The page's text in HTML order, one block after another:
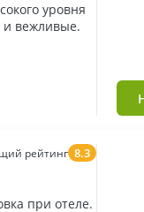
уровня
и вежливые.
рейтинг 8.3
при отеле.